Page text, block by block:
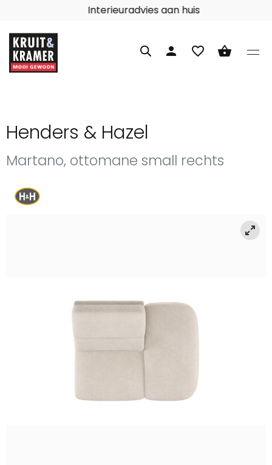
Interieuradvies aan huis
person favorite_border shopping_basket
Henders & Hazel
Martano, ottomane small rechts